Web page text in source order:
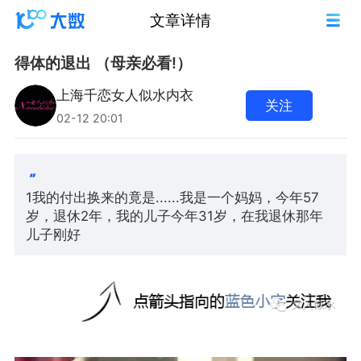
文章详情
得体的退出 （母亲必看!）
上海千恋女人似水内衣
02-12 20:01
关注
1我的付出换来的竟是......我是一个妈妈，今年57
岁，退休2年，我的儿子今年31岁，在我退休那年
儿子刚好